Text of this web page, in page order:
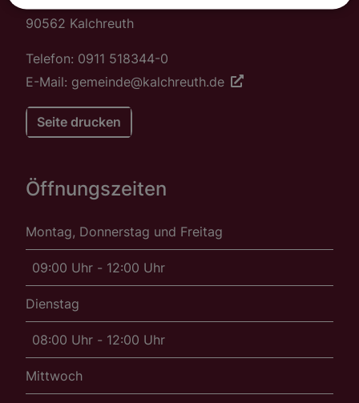
90562 Kalchreuth
Telefon: 0911 518344-0
E-Mail: gemeinde@kalchreuth.de
Seite drucken
Öffnungszeiten
Montag, Donnerstag und Freitag
09:00 Uhr - 12:00 Uhr
Dienstag
08:00 Uhr - 12:00 Uhr
Mittwoch